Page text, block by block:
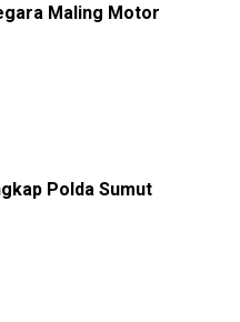
Maling Motor
Polda Sumut